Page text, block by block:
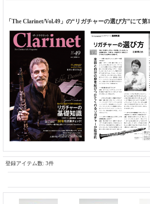
「The Clarinet/Vol.49」の“リガチャーの選び方”にて第
登録アイテム数: 3件